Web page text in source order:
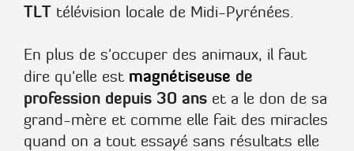
TLT télévision locale de Midi-Pyrénées.
En plus de s'occuper des animaux, il faut
dire qu'elle est magnétiseuse de
profession depuis 30 ans et a le don de sa
grand-mère et comme elle fait des miracles
quand on a tout essayé sans résultats elle